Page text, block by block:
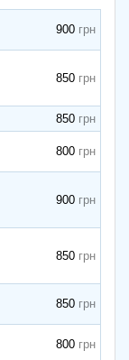
900
850
850
800
900
850
850
800